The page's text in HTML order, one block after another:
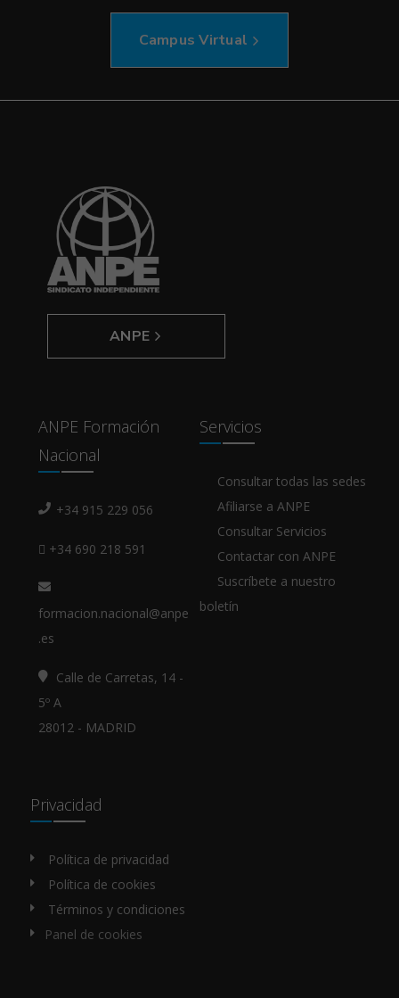
Campus Virtual
ANPE
ANPE Formación
Nacional
+34 915 229 056
+34 690 218 591
formacion.nacional@anpe
.es
Calle de Carretas, 14 -
5º A
28012 - MADRID
Servicios
Consultar todas las sedes
Afiliarse a ANPE
Consultar Servicios
Contactar con ANPE
Suscríbete a nuestro
boletín
Privacidad
Política de privacidad
Política de cookies
Términos y condiciones
Panel de cookies